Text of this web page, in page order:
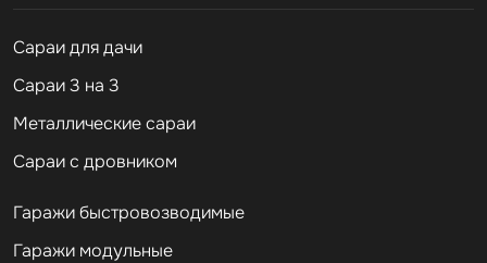
Cараи для дачи
Сараи 3 на 3
Металлические сараи
Сараи с дровником
Гаражи быстровозводимые
Гаражи модульные